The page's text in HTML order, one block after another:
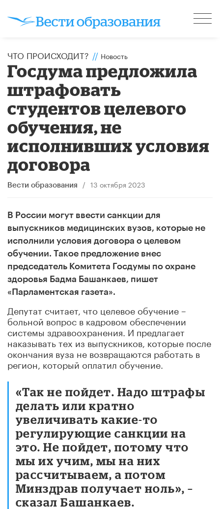
ЧТО ПРОИСХОДИТ? // Новость
Госдума предложила
штрафовать
студентов целевого
обучения, не
исполнивших условия
договора
Вести образования / 13 октября 2023
В России могут ввести санкции для
выпускников медицинских вузов, которые не
исполнили условия договора о целевом
обучении. Такое предложение внес
председатель Комитета Госдумы по охране
здоровья Бадма Башанкаев, пишет
«Парламентская газета».
Депутат считает, что целевое обучение –
больной вопрос в кадровом обеспечении
системы здравоохранения. И предлагает
наказывать тех из выпускников, которые после
окончания вуза не возвращаются работать в
регион, который оплатил обучение.
«Так не пойдет. Надо штрафы
делать или кратно
увеличивать какие-то
регулирующие санкции на
это. Не пойдет, потому что
мы их учим, мы на них
рассчитываем, а потом
Минздрав получает ноль», –
сказал Башанкаев.